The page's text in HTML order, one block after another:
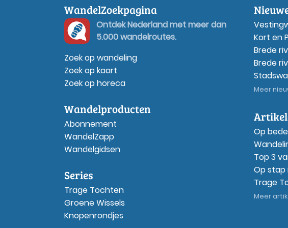
WandelZoekpagina
Ontdek Nederland met meer dan
5.000 wandelroutes.
Zoek op wandeling
Zoek op kaart
Zoek op horeca
Wandelproducten
Abonnement
WandelZapp
Wandelgidsen
Series
Trage Tochten
Groene Wissels
Knopenrondjes
Kort en
Brede
Brede
Meer
Op
Top 3
Op stap
Trage
Meer